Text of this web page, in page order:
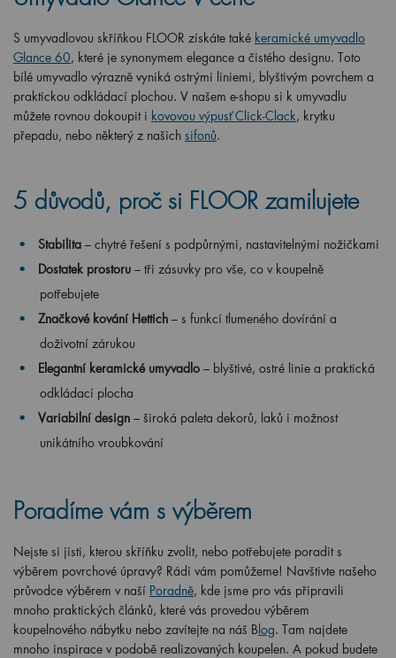
S umyvadlovou skříňkou FLOOR získáte také keramické umyvadlo
Glance 60, které je synonymem elegance a čistého designu. Toto
bílé umyvadlo výrazně vyniká ostrými liniemi, blyštivým povrchem a
praktickou odkládací plochou. V našem e-shopu si k umyvadlu
můžete rovnou dokoupit i kovovou výpusť Click-Clack, krytku
přepadu, nebo některý z našich sifonů.
5 důvodů, proč si FLOOR zamilujete
Stabilita – chytré řešení s podpůrnými, nastavitelnými nožičkami
Dostatek prostoru – tři zásuvky pro vše, co v koupelně
potřebujete
Značkové kování Hettich – s funkcí tlumeného dovírání a
doživotní zárukou
Elegantní keramické umyvadlo – blyštivé, ostré linie a praktická
odkládací plocha
Variabilní design – široká paleta dekorů, laků i možnost
unikátního vroubkování
Poradíme vám s výběrem
Nejste si jisti, kterou skříňku zvolit, nebo potřebujete poradit s
výběrem povrchové úpravy? Rádi vám pomůžeme! Navštivte našeho
průvodce výběrem v naší Poradně, kde jsme pro vás připravili
mnoho praktických článků, které vás provedou výběrem
koupelnového nábytku nebo zavítejte na náš Blog. Tam najdete
mnoho inspirace v podobě realizovaných koupelen. A pokud budete